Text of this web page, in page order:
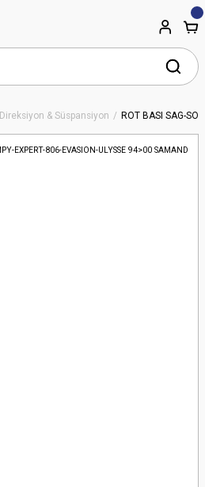
Direksiyon & Süspansiyon ROT BASI SAG-